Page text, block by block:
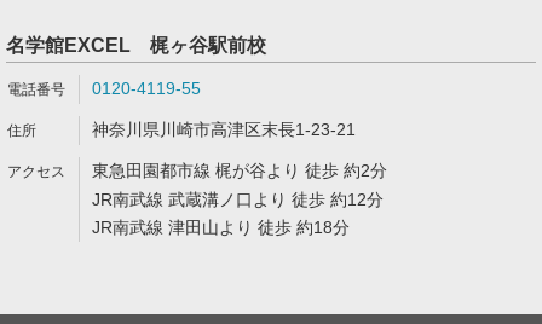
名学館EXCEL 梶ヶ谷駅前校
0120-4119-55
神奈川県川崎市高津区末長1-23-21
東急田園都市線 梶が谷より 徒歩 約2分
JR南武線 武蔵溝ノ口より 徒歩 約12分
JR南武線 津田山より 徒歩 約18分